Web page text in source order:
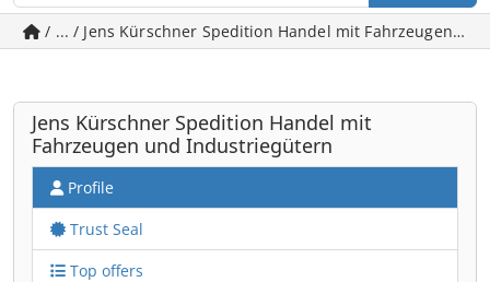
/ ... / Jens Kürschner Spedition Handel mit Fahrzeugen
Jens Kürschner Spedition Handel mit
Fahrzeugen und Industriegütern
Profile
Trust Seal
Top offers